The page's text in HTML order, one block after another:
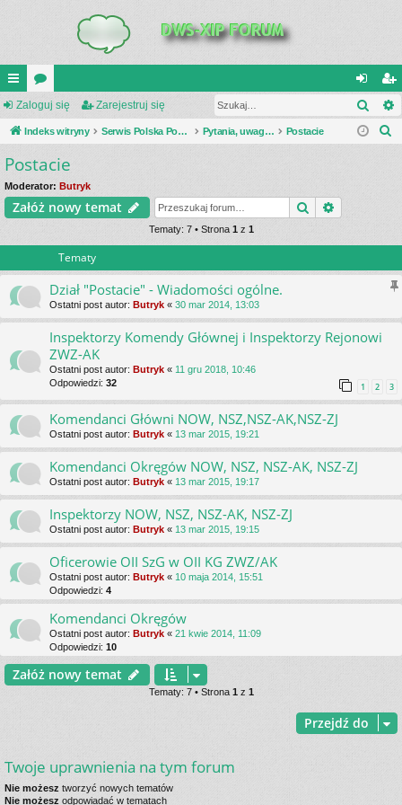
UI
C
K
_L
IN
or
a
al
og
ar
ej
Zaloguj się Zarejestruj się
Indeks witryny Serwis Polska Podziemna Pytania, uwagi, dyskusje Postacie
Postacie
Moderator: Butryk
Załóż nowy temat Szukaj
Tematy: 7 • Strona 1 z 1
Tematy
Dział "Postacie" - Wiadomości ogólne.
Ostatni post autor: Butryk « 30 mar 2014, 13:03
Inspektorzy Komendy Głównej i Inspektorzy Rejonowi
ZWZ-AK
Ostatni post autor: Butryk « 11 gru 2018, 10:46
Odpowiedzi: 32 1 2 3
Komendanci Główni NOW, NSZ,NSZ-AK,NSZ-ZJ
Ostatni post autor: Butryk « 13 mar 2015, 19:21
Komendanci Okręgów NOW, NSZ, NSZ-AK, NSZ-ZJ
Ostatni post autor: Butryk « 13 mar 2015, 19:17
Inspektorzy NOW, NSZ, NSZ-AK, NSZ-ZJ
Ostatni post autor: Butryk « 13 mar 2015, 19:15
Oficerowie OII SzG w OII KG ZWZ/AK
Ostatni post autor: Butryk « 10 maja 2014, 15:51
Odpowiedzi: 4
Komendanci Okręgów
Ostatni post autor: Butryk « 21 kwie 2014, 11:09
Odpowiedzi: 10
Załóż nowy temat
Tematy: 7 • Strona 1z 1
Przejdź do
Twoje uprawnienia na tym forum
Nie możesz tworzyć nowych tematów
Nie możesz odpowiadać w tematach